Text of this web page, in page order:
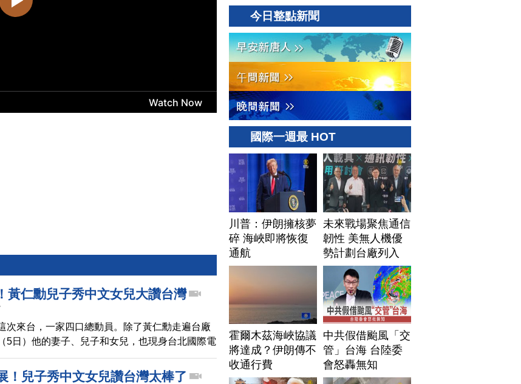
黃仁勳兒子秀中文女兒大讚台灣
次來台，一家四口總動員。除了黃仁勳走遍台廠
5日）他的妻子、兒子和女兒，也現身台北國際電
鏈攤位。兒子黃勝斌時不時用中文對話，女兒黃
台灣真的是太棒了。
！兒子秀中文女兒讚台灣太棒了
Terafab
今日整點新聞
國際一週最 HOT
川普：伊朗擁核夢
碎 海峽即將恢復
通航
未來戰場聚焦通信
韌性 美無人機優
勢計劃台廠列入
霍爾木茲海峽協議
將達成？伊朗傳不
收通行費
中共假借颱風「交
管」台海 台陸委
會怒轟無知